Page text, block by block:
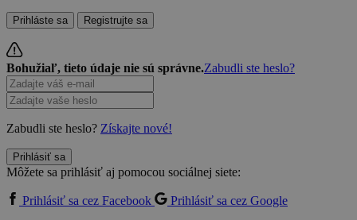
Prihláste sa Registrujte sa
Bohužiaľ, tieto údaje nie sú správne.Zabudli ste heslo?
Zabudli ste heslo? Získajte nové!
Prihlásiť sa
Môžete sa prihlásiť aj pomocou sociálnej siete:
Prihlásiť sa cez Facebook
Prihlásiť sa cez Google